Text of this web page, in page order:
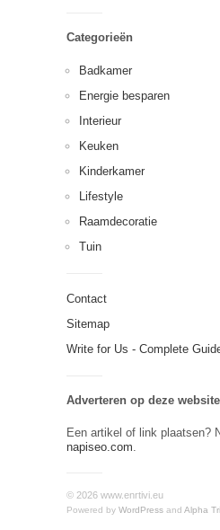
Categorieën
Badkamer
Energie besparen
Interieur
Keuken
Kinderkamer
Lifestyle
Raamdecoratie
Tuin
Contact
Sitemap
Write for Us - Complete
Adverteren op deze
Een artikel of link plaatsen?
napiseo.com.
© 2026 www.enrtivi.eu
Powered by WordPress and Alpha